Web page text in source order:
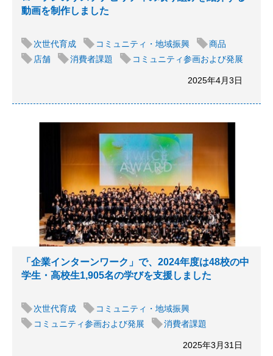
動画を制作しました
次世代育成 コミュニティ・地域振興
商品
店舗
消費者課題 コミュニティ参画および発展
2025年4月3日
「企業インターンワーク」で、2024年度は48校の中
学生・高校生1,905名の学びを支援しました
次世代育成
コミュニティ・地域振興
コミュニティ参画および発展
消費者課題
2025年3月31日